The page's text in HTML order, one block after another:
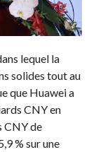
lequel la
solides tout au
que Huawei a
CNY en
CNY de
% sur une